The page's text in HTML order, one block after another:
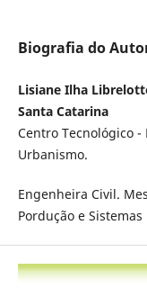
Biografia do
Lisiane Ilha
Santa Catarina
Centro Tecnológico
Urbanismo.
Engenheira Civil.
Pordução e Sistemas